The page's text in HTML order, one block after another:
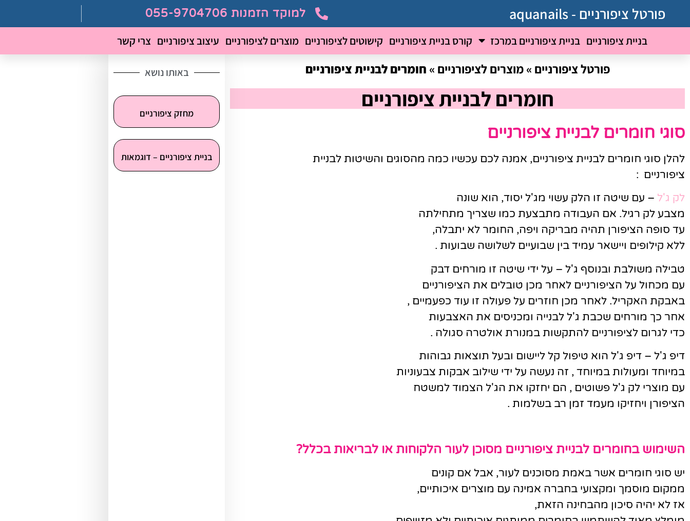
פורטל ציפורניים - aquanails למוקד הזמנות 055-9704706
בניית ציפורניים בניית ציפורניים במרכז קורס בניית ציפורניים קישוטים לציפורניים מוצרים לציפורניים עיצוב ציפורניים צרי קשר
פורטל ציפורניים »מוצרים לציפורניים » חומרים לבניית ציפורניים
חומרים לבניית ציפורניים
סוגי חומרים לבניית ציפורניים
להלן סוגי חומרים לבניית ציפורניים, אמנה לכם עכשיו כמה מהסוגים והשיטות לבניית
ציפורניים :
לק ג'ל – עם שיטה זו הלק עשוי מג'ל יסוד, הוא שונה
מצבע לק רגיל. אם העבודה מתבצעת כמו שצריך מתחילתה
עד סופה הציפורן תהיה מבריקה ויפה, החומר לא יתבלה,
ללא קילופים ויישאר עמיד בין שבועיים לשלושה שבועות .
טבילה משולבת ובנוסף ג'ל – על ידי שיטה זו מורחים דבק
עם מכחול על הציפורניים לאחר מכן טובלים את הציפורניים
באבקת האקריל. לאחר מכן חוזרים על פעולה זו עוד כפעמיים ,
אחר כך מורחים שכבת ג'ל לבנייה ומכניסים את האצבעות
כדי לגרום לציפורניים להתקשות במנורת אולטרה סגולה .
דיפ ג'ל – דיפ ג'ל הוא טיפול קל ליישום ובעל תוצאות גבוהות
במיוחד ומעולות במיוחד , זה נעשה על ידי שילוב אבקות צבעוניות
עם מוצרי לק ג'ל פשוטים , הם יחזקו את הג'ל הצמוד למשטח
הציפורן ויחזיקו מעמד זמן רב בשלמות .
השימוש בחומרים לבניית ציפורניים מסוכן לעור הלקוחות או לבריאות בכלל?
יש סוגי חומרים אשר באמת מסוכנים לעור, אבל אם קונים
ממקום מוסמך ומקצועי בחברה אמינה עם מוצרים איכותיים,
אז לא יהיה סיכון מהבחינה הזאת,
באותו נושא
מחזק ציפורניים
בניית ציפורניים – דוגמאות